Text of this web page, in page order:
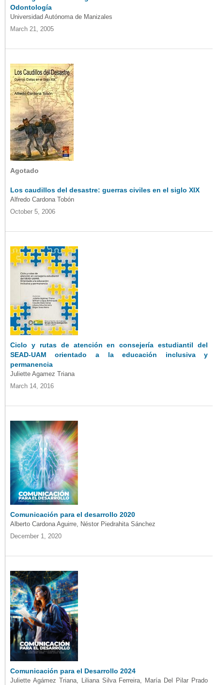
Odontología
Universidad Autónoma de Manizales
March 21, 2005
Agotado
Los caudillos del desastre: guerras civiles en el siglo XIX
Alfredo Cardona Tobón
October 5, 2006
Ciclo y rutas de atención en consejería estudiantil del
SEAD-UAM orientado a la educación inclusiva y
permanencia
Juliette Agamez Triana
March 14, 2016
Comunicación para el desarrollo 2020
Alberto Cardona Aguirre, Néstor Piedrahita Sánchez
December 1, 2020
Comunicación para el Desarrollo 2024
Juliette Agámez Triana, Liliana Silva Ferreira, María Del Pilar Prado